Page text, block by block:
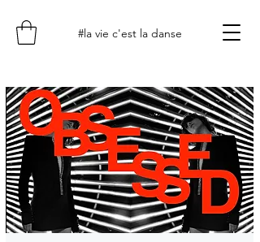
#la vie c'est la danse